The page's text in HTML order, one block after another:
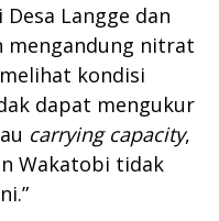
Desa Langge dan
mengandung nitrat
kondisi
dapat mengukur
carrying capacity,
Wakatobi tidak